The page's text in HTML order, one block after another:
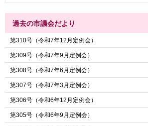
過去の市議会だより
第310号（令和7年12月定例会）
第309号（令和7年9月定例会）
第308号（令和7年6月定例会）
第307号（令和7年3月定例会）
第306号（令和6年12月定例会）
第305号（令和6年9月定例会）